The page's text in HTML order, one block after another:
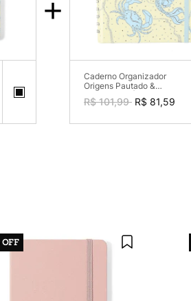
+
Caderno Organizador
Origens Pautado &
Pontado A5 Áqua Off
White
R$ 101,99 R$ 81,59
OFF